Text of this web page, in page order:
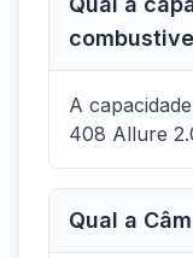
A
408 Allure
Qual a